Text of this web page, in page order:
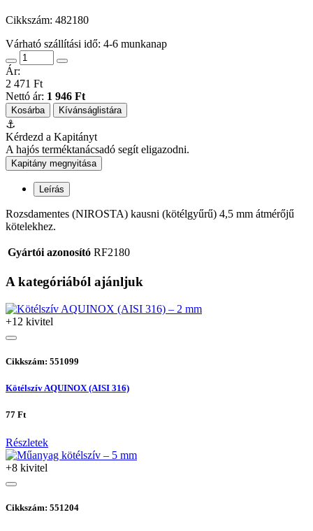
Cikkszám: 482180
Várható szállítási idő: 4-6 munkanap
Ár:
2 471 Ft
Nettó ár: 1 946 Ft
Kosárba Kívánságlistára
⚓
Kérdezd a Kapitányt
A hajós terméktanácsadó segít eligazodni.
Kapitány megnyitása
Leírás
Rozsdamentes (NIROSTA) kausni (kötélgyűrű) 4,5 mm átmérőjű
kötelekhez.
Gyártói azonosító RF2180
A kategóriából ajánljuk
+12 kivitel
Cikkszám: 551099
Kötélszív AQUINOX (AISI 316)
77 Ft
Részletek
+8 kivitel
Cikkszám: 551204